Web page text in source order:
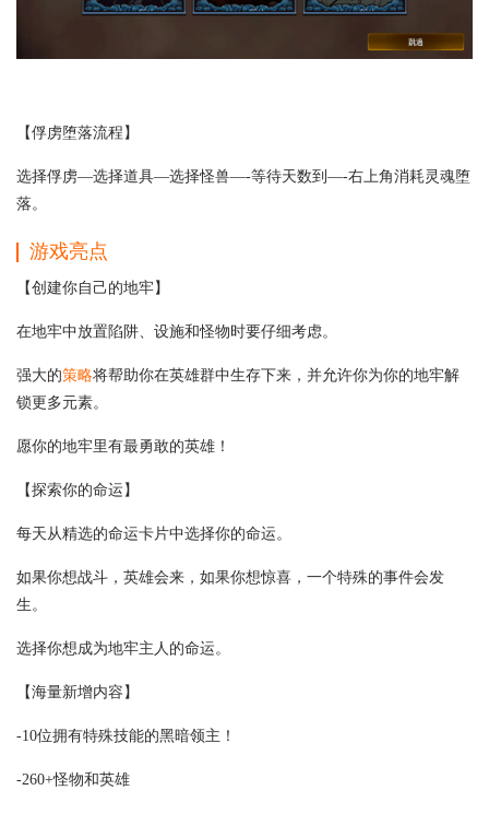
【俘虏堕落流程】
选择俘虏—选择道具—选择怪兽—-等待天数到—-右上角消耗灵魂堕
落。
游戏亮点
【创建你自己的地牢】
在地牢中放置陷阱、设施和怪物时要仔细考虑。
强大的策略将帮助你在英雄群中生存下来，并允许你为你的地牢解
锁更多元素。
愿你的地牢里有最勇敢的英雄！
【探索你的命运】
每天从精选的命运卡片中选择你的命运。
如果你想战斗，英雄会来，如果你想惊喜，一个特殊的事件会发
生。
选择你想成为地牢主人的命运。
【海量新增内容】
-10位拥有特殊技能的黑暗领主！
-260+怪物和英雄